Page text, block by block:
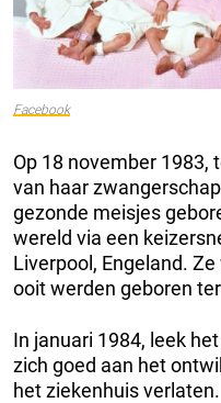
Facebook
Op 18 november 1983,
van haar
gezonde meisjes
wereld via een
Liverpool, Engeland.
ooit werden geboren
In januari 1984, leek
zich goed aan het
het ziekenhuis verlaten.